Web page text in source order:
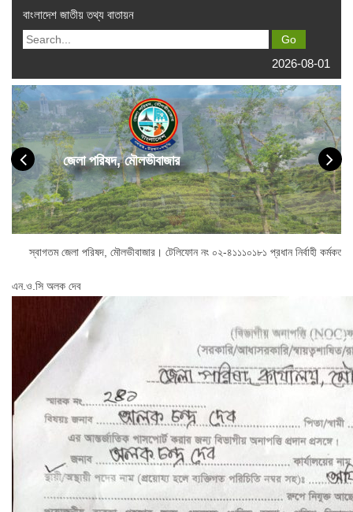
বাংলাদেশ জাতীয় তথ্য বাতায়ন
2026-08-01
জেলা পরিষদ, মৌলভীবাজার
পরিষদ, মৌলভীবাজার। টেলিফোন নং ০২-৪১১১০১৮১ প্রধান নির্বাহী কর্মকর্তা অফিস :
এন.ও.সি অলক দেব